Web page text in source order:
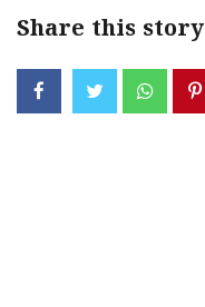
Share this story